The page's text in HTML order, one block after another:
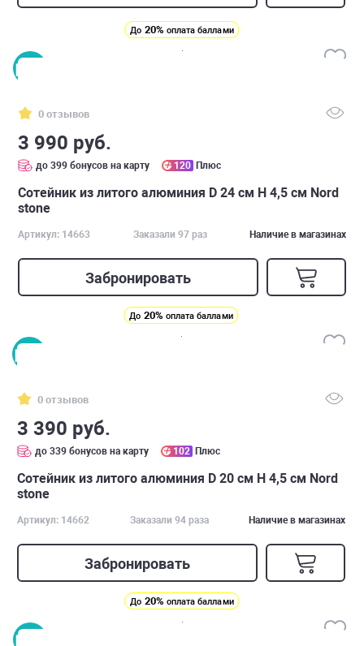
До 20% оплата баллами
0 отзывов
3 990 руб.
до 399 бонусов на карту 120 Плюс
Сотейник из литого алюминия D 24 см H 4,5 см Nord
stone
Артикул: 14663 Заказали 97 раз Наличие в магазинах
Забронировать
До 20% оплата баллами
0 отзывов
3 390 руб.
до 339 бонусов на карту 102 Плюс
Сотейник из литого алюминия D 20 см H 4,5 см Nord
stone
Артикул: 14662 Заказали 94 раза Наличие в магазинах
Забронировать
До 20% оплата баллами